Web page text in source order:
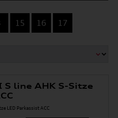
15 16 17
S line AHK S-Sitze